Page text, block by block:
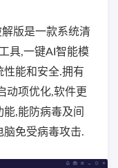
解版是一款系统清
具,一键AI智能模
性能和安全.拥有
动项优化,软件更
,能防病毒及间
脑免受病毒攻击.